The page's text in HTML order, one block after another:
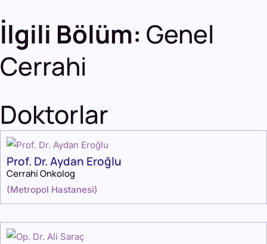
İlgili Bölüm: Genel
Cerrahi
Doktorlar
Prof. Dr. Aydan Eroğlu
Cerrahi Onkolog
(Metropol Hastanesi)